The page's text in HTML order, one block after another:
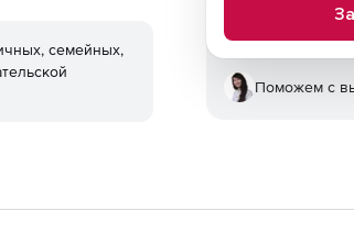
семейных,
Поможем с